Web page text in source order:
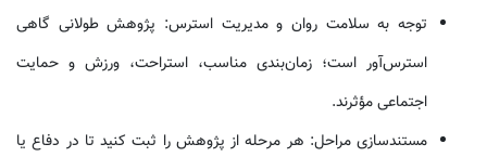
توجه به سلامت روان و مدیریت استرس: پژوهش طولانی گاهی
استرس‌آور است؛ زمان‌بندی مناسب، استراحت، ورزش و حمایت
اجتماعی مؤثرند.
مستندسازی مراحل: هر مرحله از پژوهش را ثبت کنید تا در دفاع یا